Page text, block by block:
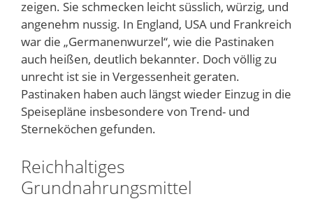
zeigen. Sie schmecken leicht süsslich, würzig, und
angenehm nussig. In England, USA und Frankreich
war die „Germanenwurzel“, wie die Pastinaken
auch heißen, deutlich bekannter. Doch völlig zu
unrecht ist sie in Vergessenheit geraten.
Pastinaken haben auch längst wieder Einzug in die
Speisepläne insbesondere von Trend- und
Sterneköchen gefunden.
Reichhaltiges
Grundnahrungsmittel